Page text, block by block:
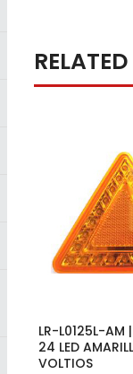
LR-L0125L-AM
24 LED
VOLTIOS